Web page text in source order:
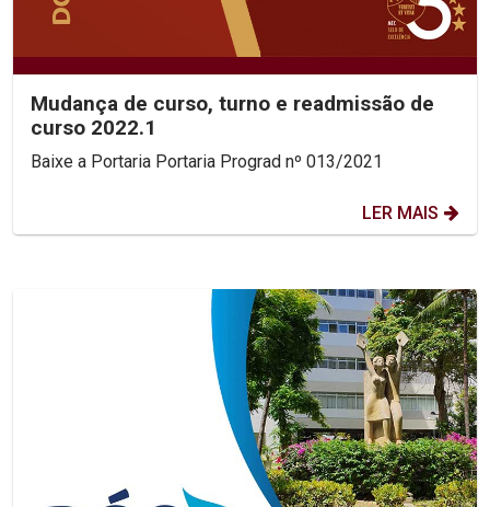
Mudança de curso, turno e readmissão de
curso 2022.1
Baixe a Portaria Portaria Prograd nº 013/2021
LER MAIS